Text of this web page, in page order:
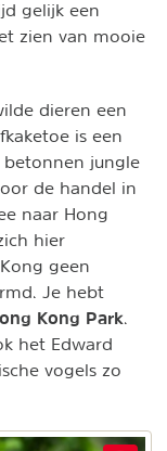
gelijk een
zien van mooie
dieren een
is een
jungle
de handel in
naar Hong
hier
geen
Je hebt
Kong Park.
het Edward
vogels zo